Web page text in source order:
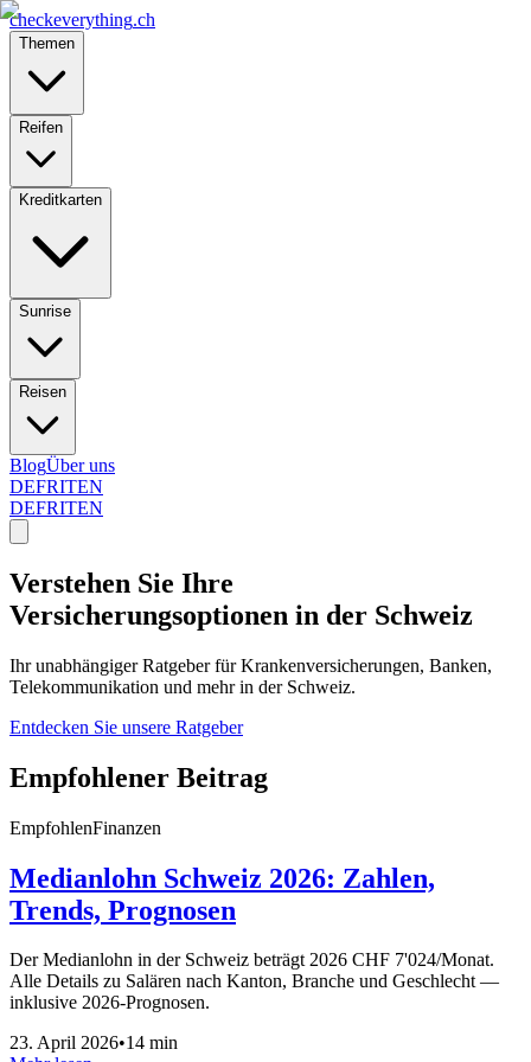
checkeverything.ch
Themen
Reifen
Kreditkarten
Sunrise
Reisen
BlogÜber uns
DEFRITEN
DEFRITEN
Verstehen Sie Ihre
Versicherungsoptionen in der Schweiz
Ihr unabhängiger Ratgeber für Krankenversicherungen, Banken,
Telekommunikation und mehr in der Schweiz.
Entdecken Sie unsere Ratgeber
Empfohlener Beitrag
EmpfohlenFinanzen
Medianlohn Schweiz 2026: Zahlen,
Trends, Prognosen
Der Medianlohn in der Schweiz beträgt 2026 CHF 7'024/Monat.
Alle Details zu Salären nach Kanton, Branche und Geschlecht —
inklusive 2026-Prognosen.
23. April 2026•14 min